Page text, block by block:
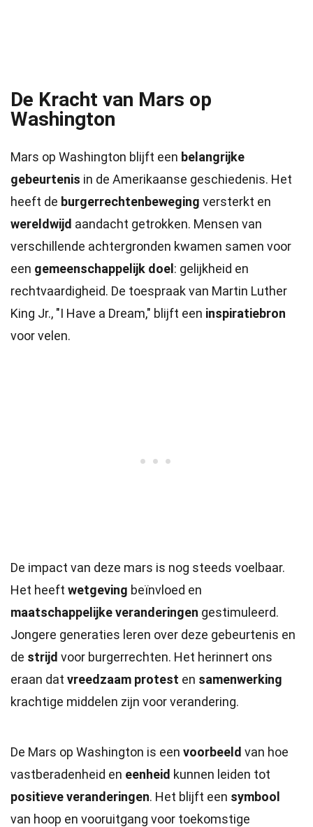
De Kracht van Mars op
Washington
Mars op Washington blijft een belangrijke
gebeurtenis in de Amerikaanse geschiedenis. Het
heeft de burgerrechtenbeweging versterkt en
wereldwijd aandacht getrokken. Mensen van
verschillende achtergronden kwamen samen voor
een gemeenschappelijk doel : gelijkheid en
rechtvaardigheid. De toespraak van Martin Luther
King Jr., "I Have a Dream," blijft een inspiratiebron
voor velen.
De impact van deze mars is nog steeds voelbaar.
Het heeft wetgeving beïnvloed en
maatschappelijke veranderingen gestimuleerd.
Jongere generaties leren over deze gebeurtenis en
de strijd voor burgerrechten. Het herinnert ons
eraan dat vreedzaam protest en samenwerking
krachtige middelen zijn voor verandering.
De Mars op Washington is een voorbeeld van hoe
vastberadenheid en eenheid kunnen leiden tot
positieve veranderingen. Het blijft een symbool
van hoop en vooruitgang voor toekomstige